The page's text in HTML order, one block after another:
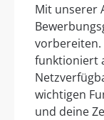
Mit unserer
vorbereiten.
funktioniert
wichtigen
und deine